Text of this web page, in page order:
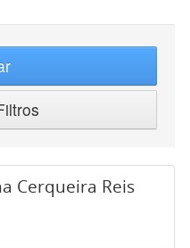
Cerqueira Reis